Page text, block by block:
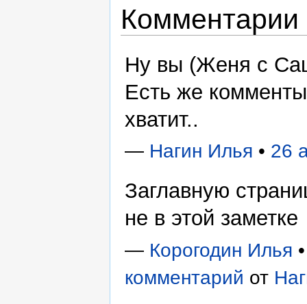
Комментарии
Ну вы (Женя с
Есть же
хватит..
— Нагин Илья • 26
Заглавную
не в этой заметке
— Корогодин Илья
комментарий от